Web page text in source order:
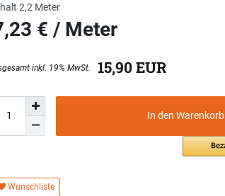
15,90 EUR
2,2 Meter
€ / Meter
In den Warenkorb
Wunschliste